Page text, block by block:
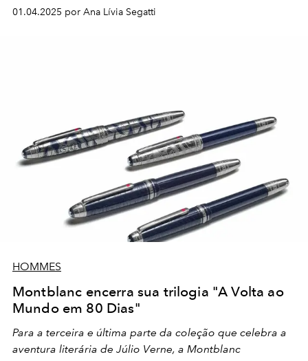
01.04.2025 por Ana Lívia Segatti
HOMMES
Montblanc encerra sua trilogia "A Volta ao
Mundo em 80 Dias"
Para a terceira e última parte da coleção que celebra a
aventura literária de Júlio Verne, a Montblanc